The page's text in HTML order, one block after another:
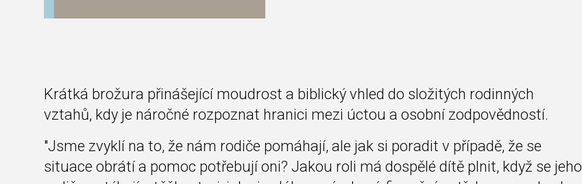
Krátká brožura přinášející moudrost a biblický vhled do složitých rodinných
vztahů, kdy je náročné rozpoznat hranici mezi úctou a osobní zodpovědností.
"Jsme zvyklí na to, že nám rodiče pomáhají, ale jak si poradit v případě, že se
situace obrátí a pomoc potřebují oni? Jakou roli má dospělé dítě plnit, když se jeho